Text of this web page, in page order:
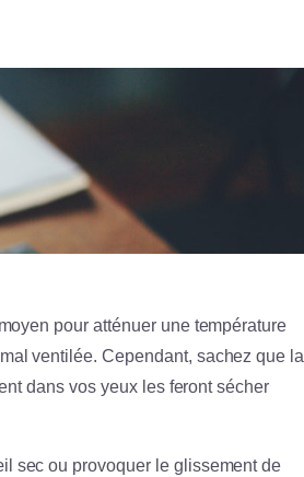
pour atténuer une température
ventilée. Cependant, sachez que la
dans vos yeux les feront sécher
sec ou provoquer le glissement de